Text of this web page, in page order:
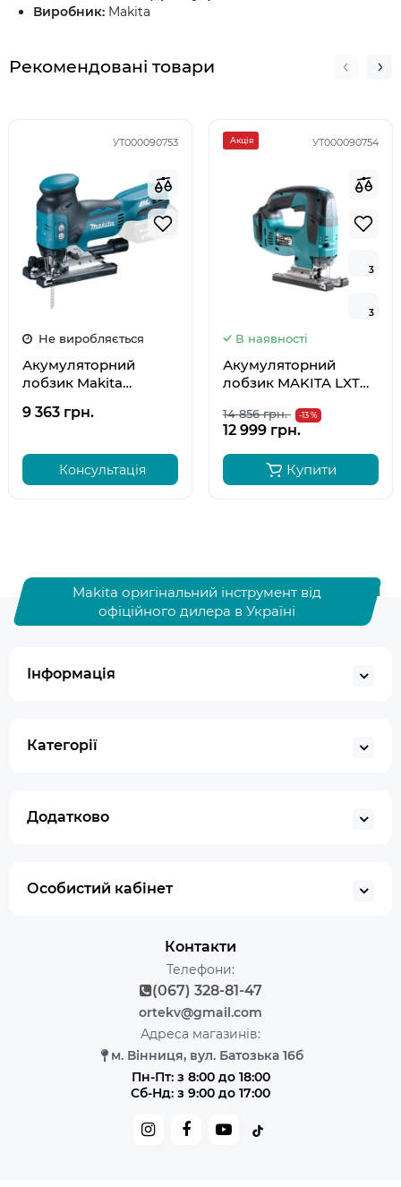
Виробник: Makita
Рекомендовані товари
УТ000090753
Не виробляється
Акумуляторний
лобзик Makita
9 363 грн.
Консультація
УТ000090754
Акція
3
3
3
3
В наявності
Акумуляторний
лобзик MAKITA LXT
14 856 грн. -13 %
12 999 грн.
Купити
Makita оригінальний інструмент від
офіційного дилера в Україні
Інформація
Категорії
Додатково
Особистий кабінет
Контакти
Телефони:
(067) 328-81-47
ortekv@gmail.com
Адреса магазинів:
м. Вінниця, вул. Батозька 16б
Пн-Пт: з 8:00 до 18:00
Сб-Нд: з 9:00 до 17:00